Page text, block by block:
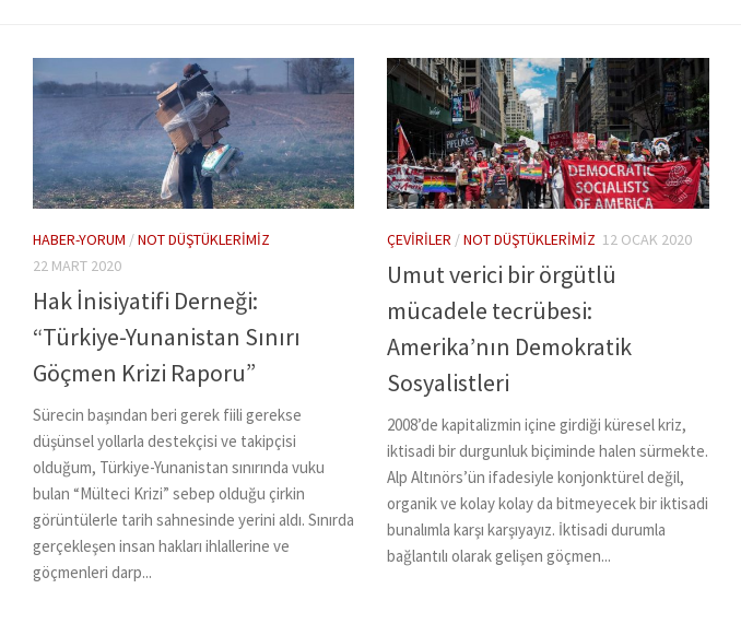
HABER-YORUM /NOT DÜŞTÜKLERIMIZ
22 MART 2020
Hak İnisiyatifi Derneği:
“Türkiye-Yunanistan Sınırı
Göçmen Krizi Raporu”
Sürecin başından beri gerek fiili gerekse
düşünsel yollarla destekçisi ve takipçisi
olduğum, Türkiye-Yunanistan sınırında vuku
bulan “Mülteci Krizi” sebep olduğu çirkin
görüntülerle tarih sahnesinde yerini aldı. Sınırda
gerçekleşen insan hakları ihlallerine ve
göçmenleri darp...
ÇEVIRILER /NOT DÜŞTÜKLERIMIZ 12 OCAK 2020
Umut verici bir örgütlü
mücadele tecrübesi:
Amerika’nın Demokratik
Sosyalistleri
2008’de kapitalizmin içine girdiği küresel kriz,
iktisadi bir durgunluk biçiminde halen sürmekte.
Alp Altınörs’ün ifadesiyle konjonktürel değil,
organik ve kolay kolay da bitmeyecek bir iktisadi
bunalımla karşı karşıyayız. İktisadi durumla
bağlantılı olarak gelişen göçmen...